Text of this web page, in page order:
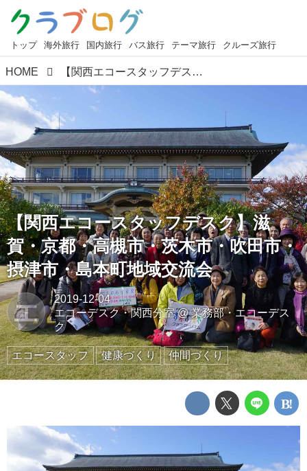
トップ 海外旅行 国内旅行 バス旅行 テーマ旅行 クルーズ旅行
HOME 【関西エコースタッフデスク】滋賀・京都・高槻市・茨木市・吹田市・摂津市・島本町地域交流会
【関西エコースタッフデスク】滋
賀・京都・高槻市・茨木市・吹田市・
摂津市・島本町地域交流会
エ
2019-12-04
エコーデスク・関西分室@業務部・エコーデス
ク
エコースタッフ 健康づくり 仲間づくり